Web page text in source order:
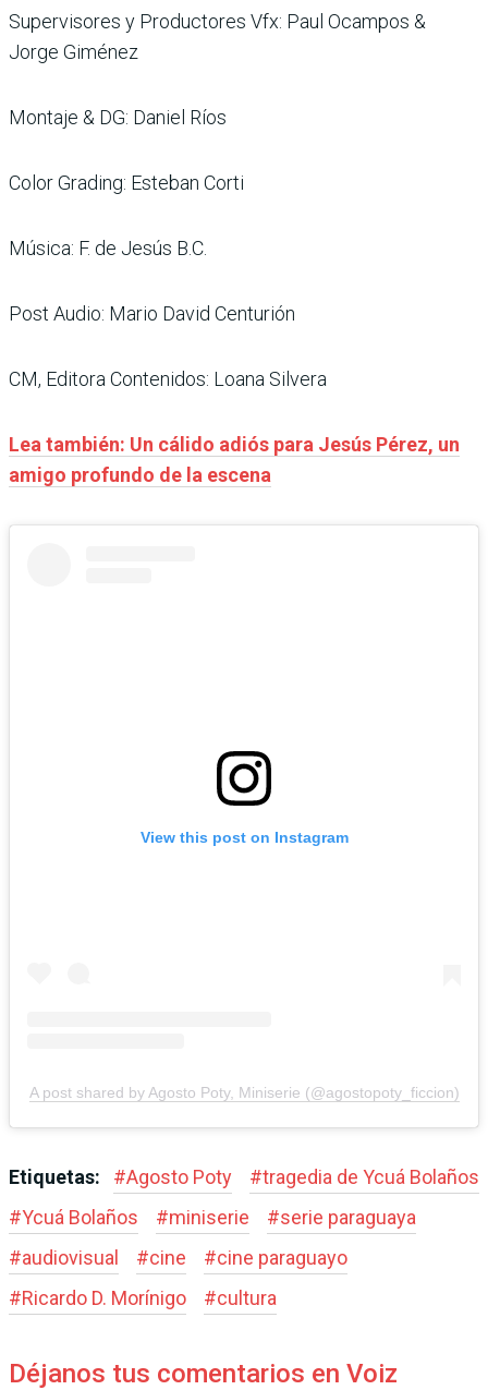
Supervisores y Productores Vfx: Paul Ocampos &
Jorge Giménez
Montaje & DG: Daniel Ríos
Color Grading: Esteban Corti
Música: F. de Jesús B.C.
Post Audio: Mario David Centurión
CM, Editora Contenidos: Loana Silvera
Lea también: Un cálido adiós para Jesús Pérez, un
amigo profundo de la escena
View this post on Instagram
A post shared by Agosto Poty, Miniserie (@agostopoty_ficcion)
Etiquetas: #Agosto Poty #tragedia de Ycuá Bolaños
#Ycuá Bolaños #miniserie #serie paraguaya
#audiovisual #cine #cine paraguayo
#Ricardo D. Morínigo #cultura
Déjanos tus comentarios en Voiz